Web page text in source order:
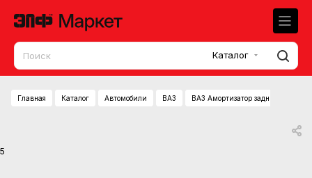
Каталог
Главная Каталог Автомобили ВАЗ ВАЗ Амортизатор задн (стойка)
5